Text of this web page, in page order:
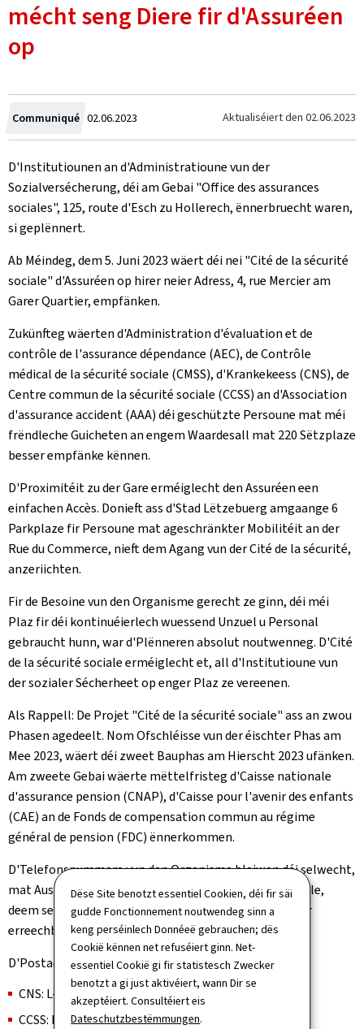
Dëse Site benotzt essentiel Cookien, déi fir säi
gudde Fonctionnement noutwendeg sinn a
keng perséinlech Donnéeë gebrauchen; dës
Cookië kënnen net refuséiert ginn. Net-
essentiel Cookië gi fir statistesch Zwecker
benotzt a gi just aktivéiert, wann Dir se
akzeptéiert. Consultéiert eis
Dateschutzbestëmmungen.
mécht seng Diere fir d'Assuréen
op
Communiqué Created
on
02.06.2023 Aktualiséiert den 02.06.2023
D'Institutiounen an d'Administratioune vun der
Sozialversécherung, déi am Gebai "Office des assurances
sociales", 125, route d'Esch zu Hollerech, ënnerbruecht waren,
si geplënnert.
Ab Méindeg, dem 5. Juni 2023 wäert déi nei "Cité de la sécurité
sociale" d'Assuréen op hirer neier Adress, 4, rue Mercier am
Garer Quartier, empfänken.
Zukünfteg wäerten d'Administration d'évaluation et de
contrôle de l'assurance dépendance (AEC), de Contrôle
médical de la sécurité sociale (CMSS), d'Krankekeess (CNS), de
Centre commun de la sécurité sociale (CCSS) an d'Association
d'assurance accident (AAA) déi geschützte Persoune mat méi
frëndleche Guicheten an engem Waardesall mat 220 Sëtzplaze
besser empfänke kënnen.
D'Proximitéit zu der Gare erméiglecht den Assuréen een
einfachen Accès. Donieft ass d'Stad Lëtzebuerg amgaange 6
Parkplaze fir Persoune mat ageschränkter Mobilitéit an der
Rue du Commerce, nieft dem Agang vun der Cité de la sécurité,
anzeriichten.
Fir de Besoine vun den Organisme gerecht ze ginn, déi méi
Plaz fir déi kontinuéierlech wuessend Unzuel u Personal
gebraucht hunn, war d'Plënneren absolut noutwenneg. D'Cité
de la sécurité sociale erméiglecht et, all d'Institutioune vun
der sozialer Sécherheet op enger Plaz ze vereenen.
Als Rappell: De Projet "Cité de la sécurité sociale" ass an zwou
Phasen agedeelt. Nom Ofschléisse vun der éischter Phas am
Mee 2023, wäert déi zweet Bauphas am Hierscht 2023 ufänken.
Am zweete Gebai wäerte mëttelfristeg d'Caisse nationale
d'assurance pension (CNAP), d'Caisse pour l'avenir des enfants
(CAE) an de Fonds de compensation commun au régime
général de pension (FDC) ënnerkommen.
D'Telefonsnummere vun den Organisme bleiwen déi selwecht,
mat Ausnam vum Contrôle médical de la sécurité sociale,
deem seng Telefonszentral ënnert folgender Nummer
erreechbar wäert sinn: (+352) 247-67500.
D'Postadresse bleiwen déi selwecht:
CNS: L-2980 Lëtzebuerg
CCSS: L-2975 Lëtzebuerg